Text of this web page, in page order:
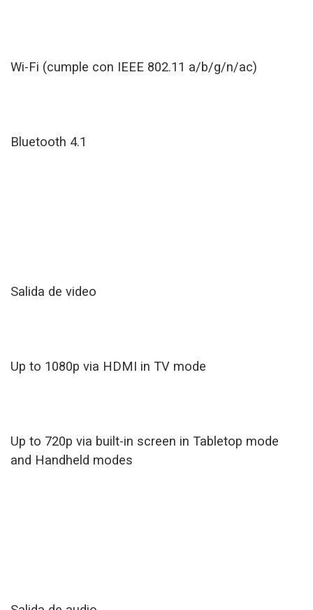
Wi-Fi (cumple con IEEE 802.11 a/b/g/n/ac)
Bluetooth 4.1
Salida de video
Up to 1080p via HDMI in TV mode
Up to 720p via built-in screen in Tabletop mode
and Handheld modes